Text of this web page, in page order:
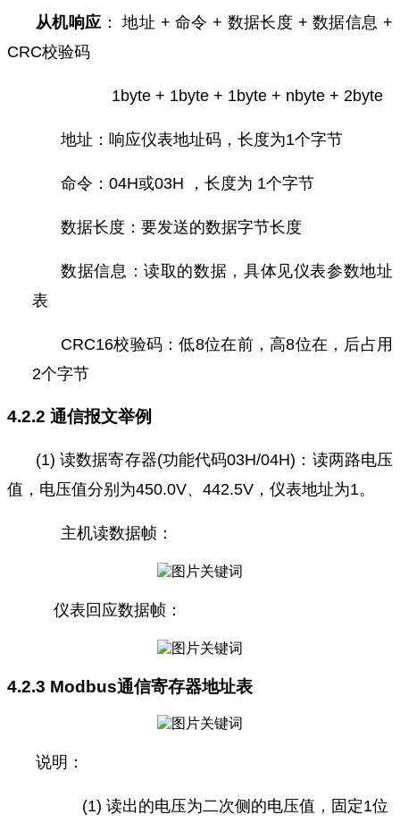
从机响应 ： 地址 + 命令 + 数据长度 + 数据信息 +
CRC校验码
1byte + 1byte + 1byte + nbyte + 2byte
地址：响应仪表地址码，长度为1个字节
命令：04H或03H ，长度为 1个字节
数据长度：要发送的数据字节长度
数据信息：读取的数据，具体见仪表参数地址
表
CRC16校验码：低8位在前，高8位在，后占用
2个字节
4.2.2 通信报文举例
(1) 读数据寄存器(功能代码03H/04H)：读两路电压
值，电压值分别为450.0V、442.5V，仪表地址为1。
主机读数据帧：
仪表回应数据帧：
4.2.3 Modbus通信寄存器地址表
说明：
(1) 读出的电压为二次侧的电压值，固定1位